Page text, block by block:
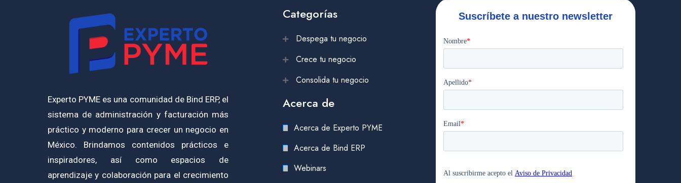
Experto PYME es una comunidad de Bind ERP, el
sistema de administración y facturación más
práctico y moderno para crecer un negocio en
México. Brindamos contenidos prácticos e
inspiradores, así como espacios de
aprendizaje y colaboración para el crecimiento
Categorías
Despega tu negocio
Crece tu negocio
Consolida tu negocio
Acerca de
Acerca de Experto PYME
Acerca de Bind ERP
Webinars
Suscríbete a nuestro newsletter